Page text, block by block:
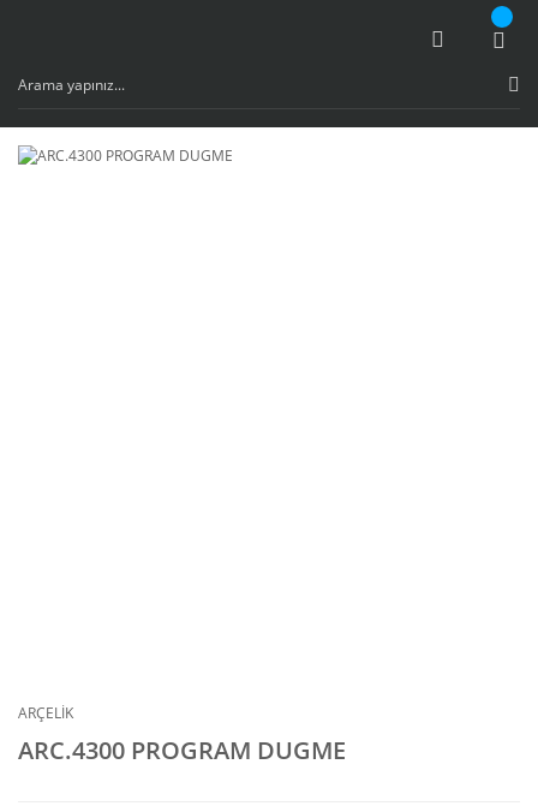
ARÇELİK
ARC.4300 PROGRAM DUGME